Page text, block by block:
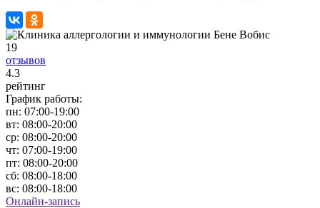
19
отзывов
4.3
рейтинг
График работы:
пн: 07:00-19:00
вт: 08:00-20:00
ср: 08:00-20:00
чт: 07:00-19:00
пт: 08:00-20:00
сб: 08:00-18:00
вс: 08:00-18:00
Онлайн-запись